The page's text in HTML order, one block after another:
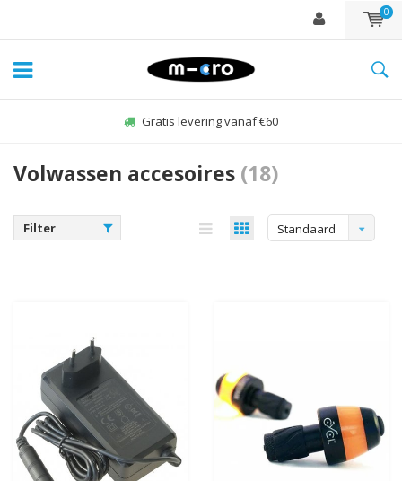
0
Gratis levering vanaf €60
Volwassen accesoires (18)
Filter Standaard